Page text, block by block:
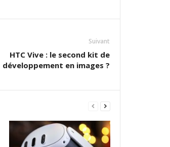
Suivant
HTC Vive : le second kit de
développement en images ?